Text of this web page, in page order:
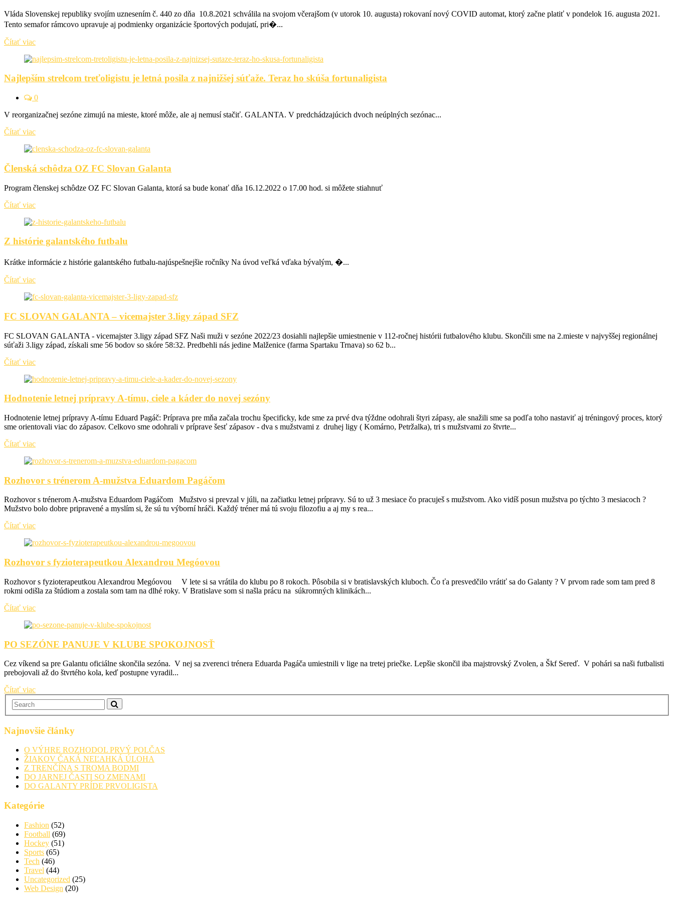
Vláda Slovenskej republiky svojím uznesením č. 440 zo dňa 10.8.2021 schválila na svojom včerajšom (v utorok 10. augusta) rokovaní nový COVID automat, ktorý začne platiť v pondelok 16. augusta 2021.
Tento semafor rámcovo upravuje aj podmienky organizácie športových podujatí, pri�...
Čítať viac
Najlepším strelcom treťoligistu je letná posila z najnižšej súťaže. Teraz ho skúša fortunaligista
0
V reorganizačnej sezóne zimujú na mieste, ktoré môže, ale aj nemusí stačiť. GALANTA. V predchádzajúcich dvoch neúplných sezónac...
Čítať viac
Členská schôdza OZ FC Slovan Galanta
Program členskej schôdze OZ FC Slovan Galanta, ktorá sa bude konať dňa 16.12.2022 o 17.00 hod. si môžete stiahnuť
Čítať viac
Z histórie galantského futbalu
Krátke informácie z histórie galantského futbalu-najúspešnejšie ročníky Na úvod veľká vďaka bývalým, �...
Čítať viac
FC SLOVAN GALANTA – vicemajster 3.ligy západ SFZ
FC SLOVAN GALANTA - vicemajster 3.ligy západ SFZ Naši muži v sezóne 2022/23 dosiahli najlepšie umiestnenie v 112-ročnej histórii futbalového klubu. Skončili sme na 2.mieste v najvyššej regionálnej
súťaži 3.ligy západ, získali sme 56 bodov so skóre 58:32. Predbehli nás jedine Malženice (farma Spartaku Trnava) so 62 b...
Čítať viac
Hodnotenie letnej prípravy A-tímu, ciele a káder do novej sezóny
Hodnotenie letnej prípravy A-tímu Eduard Pagáč: Príprava pre mňa začala trochu špecificky, kde sme za prvé dva týždne odohrali štyri zápasy, ale snažili sme sa podľa toho nastaviť aj tréningový proces, ktorý
sme orientovali viac do zápasov. Celkovo sme odohrali v príprave šesť zápasov - dva s mužstvami z druhej ligy ( Komárno, Petržalka), tri s mužstvami zo štvrte...
Čítať viac
Rozhovor s trénerom A-mužstva Eduardom Pagáčom
Rozhovor s trénerom A-mužstva Eduardom Pagáčom Mužstvo si prevzal v júli, na začiatku letnej prípravy. Sú to už 3 mesiace čo pracuješ s mužstvom. Ako vidíš posun mužstva po týchto 3 mesiacoch ?
Mužstvo bolo dobre pripravené a myslím si, že sú tu výborní hráči. Každý tréner má tú svoju filozofiu a aj my s rea...
Čítať viac
Rozhovor s fyzioterapeutkou Alexandrou Megóovou
Rozhovor s fyzioterapeutkou Alexandrou Megóovou V lete si sa vrátila do klubu po 8 rokoch. Pôsobila si v bratislavských kluboch. Čo ťa presvedčilo vrátiť sa do Galanty ? V prvom rade som tam pred 8
rokmi odišla za štúdiom a zostala som tam na dlhé roky. V Bratislave som si našla prácu na súkromných klinikách...
Čítať viac
PO SEZÓNE PANUJE V KLUBE SPOKOJNOSŤ
Cez víkend sa pre Galantu oficiálne skončila sezóna. V nej sa zverenci trénera Eduarda Pagáča umiestnili v lige na tretej priečke. Lepšie skončil iba majstrovský Zvolen, a Škf Sereď. V pohári sa naši futbalisti
prebojovali až do štvrtého kola, keď postupne vyradil...
Čítať viac
Najnovšie články
O VÝHRE ROZHODOL PRVÝ POLČAS
ŽIAKOV ČAKÁ NEĽAHKÁ ÚLOHA
Z TRENČÍNA S TROMA BODMI
DO JARNEJ ČASTI SO ZMENAMI
DO GALANTY PRÍDE PRVOLIGISTA
Kategórie
Fashion (52)
Football (69)
Hockey (51)
Sports (65)
Tech (46)
Travel (44)
Uncategorized (25)
Web Design (20)